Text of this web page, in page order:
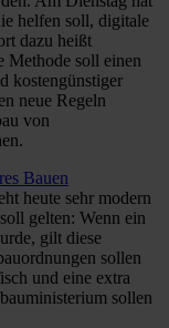
helfen soll, digitale
dazu heißt
soll einen
kostengünstiger
neue Regeln
von
Bauen
heute sehr modern
gelten: Wenn ein
gilt diese
sollen
und eine extra
sollen